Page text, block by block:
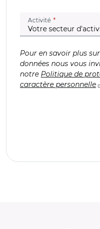
Activité (champ
Pour en savoir plus
données nous vous
notre Politique de
caractère personnelle